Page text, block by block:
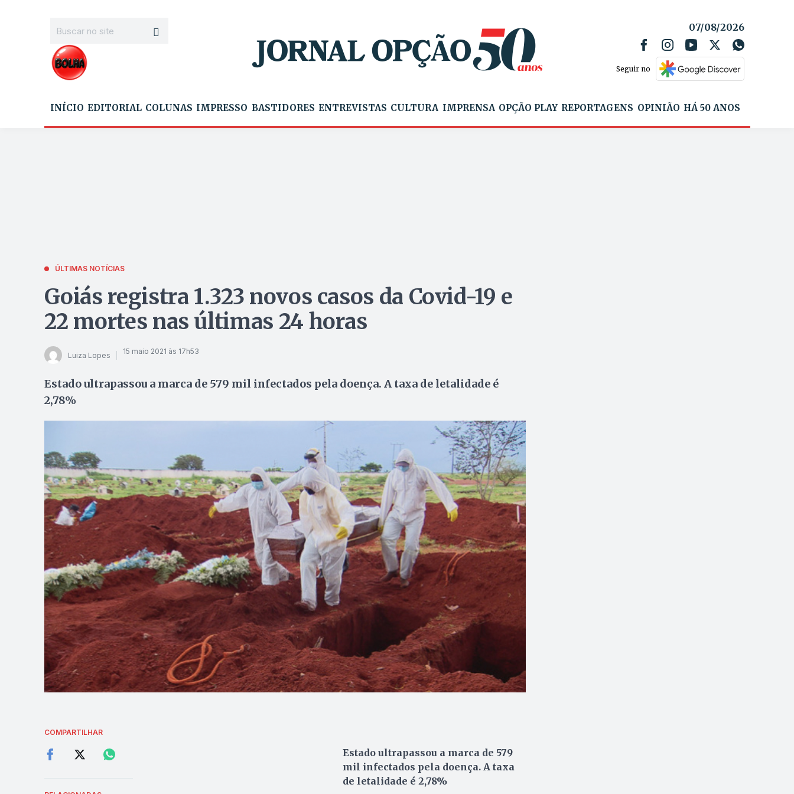
07/08/2026
Seguir no
INÍCIO EDITORIAL COLUNAS IMPRESSO BASTIDORES ENTREVISTAS CULTURA IMPRENSA OPÇÃO PLAY REPORTAGENS OPINIÃO HÁ 50 ANOS
ÚLTIMAS NOTÍCIAS
Goiás registra 1.323 novos casos da Covid-19 e
22 mortes nas últimas 24 horas
Luiza Lopes 15 maio 2021 às 17h53
Estado ultrapassou a marca de 579 mil infectados pela doença. A taxa de letalidade é
2,78%
COMPARTILHAR
Estado ultrapassou a marca de 579
mil infectados pela doença. A taxa
de letalidade é 2,78%